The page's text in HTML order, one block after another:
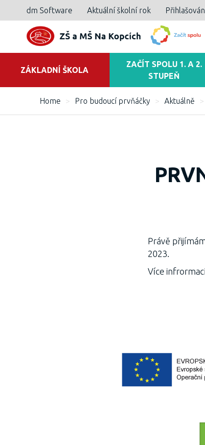
dm Software Aktuální školní rok
ZÁKLADNÍ ŠKOLA
ZAČÍT SPOLU 1. A 2.
STUPEŇ
Home > Pro budoucí prvňáčky > Aktuálně >
Právě
2023.
Více